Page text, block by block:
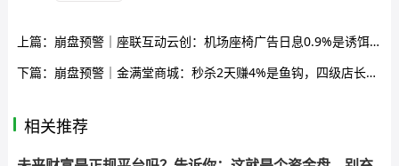
上篇： 崩盘预警｜座联互动云创：机场座椅广告日息0.9%是诱饵，榴莲树20年产权年赚36万是画饼——操盘手已金蝉脱壳，你的钱正在给挂名法人背锅
下篇： 崩盘预警｜金满堂商城：秒杀2天赚4%是鱼钩，四级店长月入2250是鱼线——你的本金正在被“交易券”锁死在资金池里
相关推荐